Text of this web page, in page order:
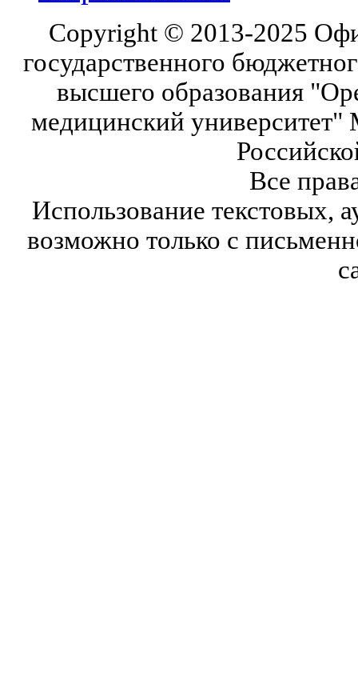
Copyright © 2013-2025
государственного
высшего образования
медицинский университет"
Все
Использование текстовых,
возможно только с